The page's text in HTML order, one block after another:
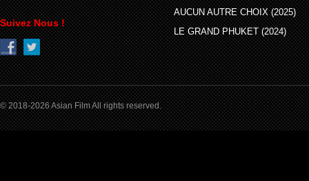
Suivez Nous !
AUCUN AUTRE CHOIX (2025)
LE GRAND PHUKET (2024)
© 2018-2026 Asian Film All rights reserved.